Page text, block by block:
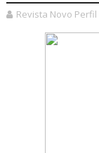
Revista Novo Perfil